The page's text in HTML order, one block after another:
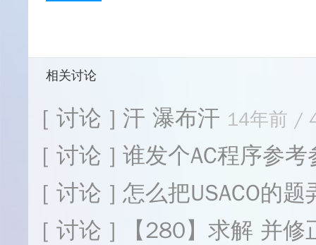
相关讨论
[ 讨论 ] 汗 瀑布汗 14年前 /
[ 讨论 ] 谁发个AC程序参
[ 讨论 ] 怎么把USACO的
[ 讨论 ] 【280】求解 并